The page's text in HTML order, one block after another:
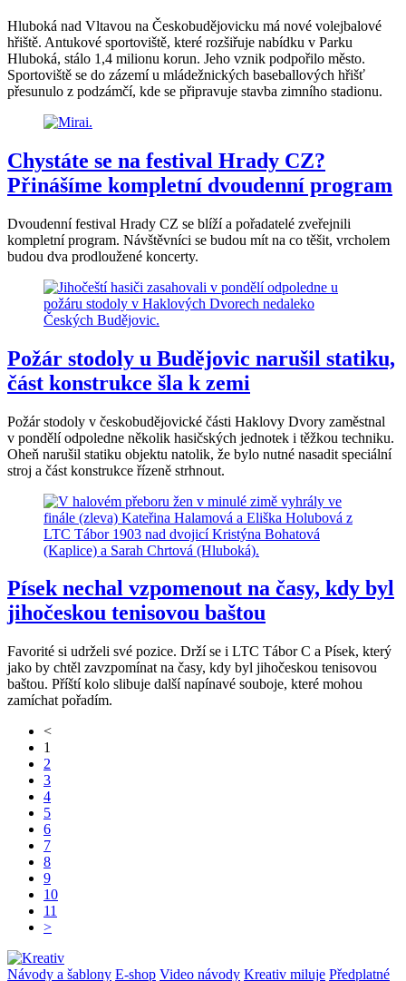
Hluboká nad Vltavou na Českobudějovicku má nové volejbalové
hřiště. Antukové sportoviště, které rozšiřuje nabídku v Parku
Hluboká, stálo 1,4 milionu korun. Jeho vznik podpořilo město.
Sportoviště se do zázemí u mládežnických baseballových hřišť
přesunulo z podzámčí, kde se připravuje stavba zimního stadionu.
Chystáte se na festival Hrady CZ?
Přinášíme kompletní dvoudenní program
Dvoudenní festival Hrady CZ se blíží a pořadatelé zveřejnili
kompletní program. Návštěvníci se budou mít na co těšit, vrcholem
budou dva prodloužené koncerty.
Požár stodoly u Budějovic narušil statiku,
část konstrukce šla k zemi
Požár stodoly v českobudějovické části Haklovy Dvory zaměstnal
v pondělí odpoledne několik hasičských jednotek i těžkou techniku.
Oheň narušil statiku objektu natolik, že bylo nutné nasadit speciální
stroj a část konstrukce řízeně strhnout.
Písek nechal vzpomenout na časy, kdy byl
jihočeskou tenisovou baštou
Favorité si udrželi své pozice. Drží se i LTC Tábor C a Písek, který
jako by chtěl zavzpomínat na časy, kdy byl jihočeskou tenisovou
baštou. Příští kolo slibuje další napínavé souboje, které mohou
zamíchat pořadím.
<
1
2
3
4
5
6
7
8
9
10
11
>
Návody a šablony E-shop Video návody Kreativ miluje Předplatné